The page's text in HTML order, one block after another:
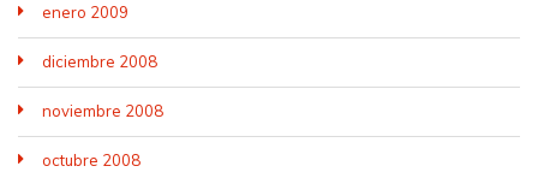
enero 2009
diciembre 2008
noviembre 2008
octubre 2008